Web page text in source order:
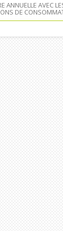
ANNUELLE AVEC
DE